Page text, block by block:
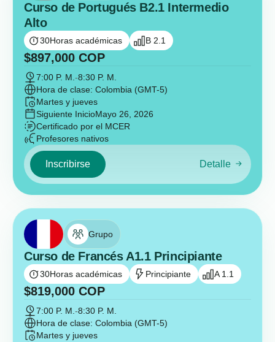
Curso de Portugués B2.1 Intermedio
Alto
30Horas académicas B 2.1
$897,000 COP
7:00 P. M. -8:30 P. M.
Hora de clase: Colombia (GMT-5)
Martes y jueves
Siguiente InicioMayo 26, 2026
Certificado por el MCER
Profesores nativos
Inscribirse Detalle
Grupo
Curso de Francés A1.1 Principiante
30Horas académicas Principiante A 1.1
$819,000 COP
7:00 P. M. -8:30 P. M.
Hora de clase: Colombia (GMT-5)
Martes y jueves